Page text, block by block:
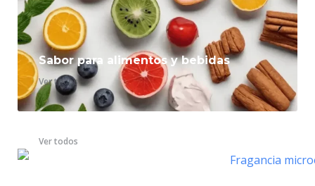
Sabor para alimentos y bebidas
Ver todos
Ver todos